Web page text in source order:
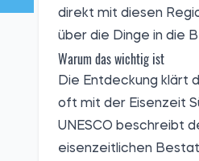
direkt mit diesen
über die Dinge in die
Warum das wichtig ist
Die Entdeckung klärt
oft mit der Eisenzeit
UNESCO beschreibt
eisenzeitlichen